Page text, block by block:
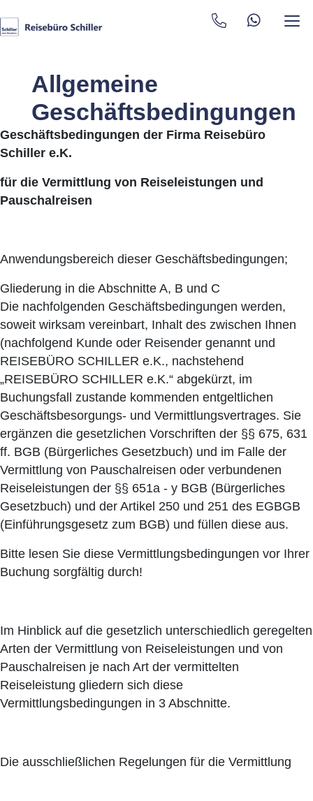
Allgemeine
Geschäftsbedingungen
Geschäftsbedingungen der Firma Reisebüro
Schiller e.K.
für die Vermittlung von Reiseleistungen und
Pauschalreisen
Anwendungsbereich dieser Geschäftsbedingungen;
Gliederung in die Abschnitte A, B und C
Die nachfolgenden Geschäftsbedingungen werden,
soweit wirksam vereinbart, Inhalt des zwischen Ihnen
(nachfolgend Kunde oder Reisender genannt und
REISEBÜRO SCHILLER e.K., nachstehend
„REISEBÜRO SCHILLER e.K.“ abgekürzt, im
Buchungsfall zustande kommenden entgeltlichen
Geschäftsbesorgungs- und Vermittlungsvertrages. Sie
ergänzen die gesetzlichen Vorschriften der §§ 675, 631
ff. BGB (Bürgerliches Gesetzbuch) und im Falle der
Vermittlung von Pauschalreisen oder verbundenen
Reiseleistungen der §§ 651a - y BGB (Bürgerliches
Gesetzbuch) und der Artikel 250 und 251 des EGBGB
(Einführungsgesetz zum BGB) und füllen diese aus.
Bitte lesen Sie diese Vermittlungsbedingungen vor Ihrer
Buchung sorgfältig durch!
Im Hinblick auf die gesetzlich unterschiedlich geregelten
Arten der Vermittlung von Reiseleistungen und von
Pauschalreisen je nach Art der vermittelten
Reiseleistung gliedern sich diese
Vermittlungsbedingungen in 3 Abschnitte.
Die ausschließlichen Regelungen für die Vermittlung